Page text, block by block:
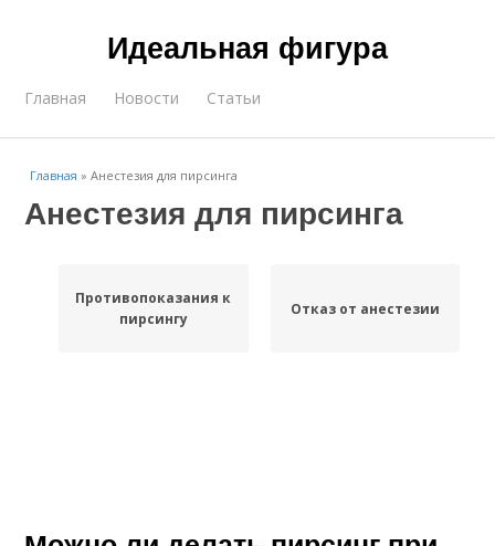
Идеальная фигура
Главная Новости Статьи
Главная »Анестезия для пирсинга
Анестезия для пирсинга
Противопоказания к
пирсингу
Отказ от анестезии